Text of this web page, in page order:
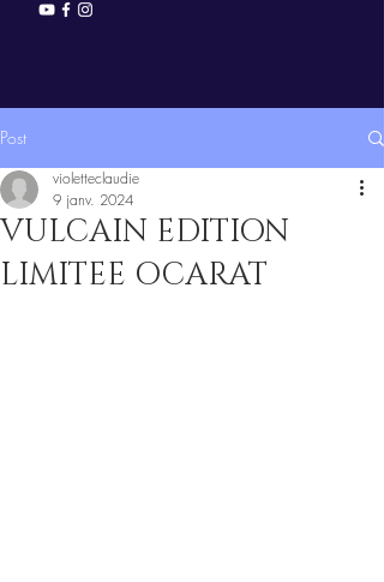
Post
VULCAIN EDITION
LIMITEE OCARAT
violetteclaudie
9 janv. 2024